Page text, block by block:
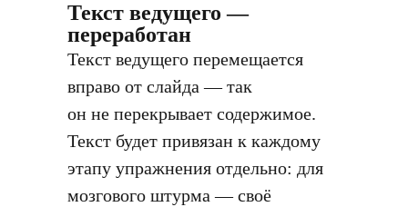
Текст ведущего —
переработан
Текст ведущего перемещается
вправо от слайда — так
он не перекрывает содержимое.
Текст будет привязан к каждому
этапу упражнения отдельно: для
мозгового штурма — своё